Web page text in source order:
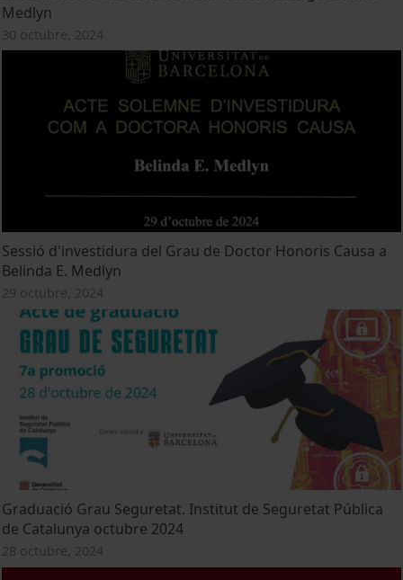
Medlyn
30 octubre, 2024
Sessió d'investidura del Grau de Doctor Honoris Causa a
Belinda E. Medlyn
29 octubre, 2024
Graduació Grau Seguretat. Institut de Seguretat Pública
de Catalunya octubre 2024
28 octubre, 2024